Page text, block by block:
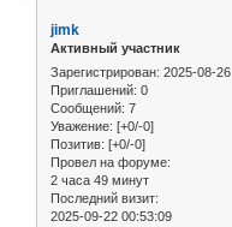
jimk
Активный участник
Зарегистрирован: 2025-08-26
Приглашений: 0
Сообщений: 7
Уважение: [+0/-0]
Позитив: [+0/-0]
Провел на форуме:
2 часа 49 минут
Последний визит:
2025-09-22 00:53:09